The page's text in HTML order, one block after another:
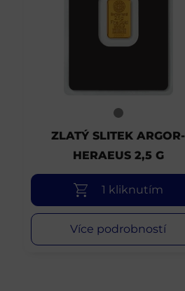
ZLATÝ SLITEK ARGOR-
HERAEUS 2,5 G
1 kliknutím
Více podrobností